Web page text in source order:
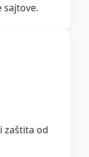
sajtove.
zaštita od